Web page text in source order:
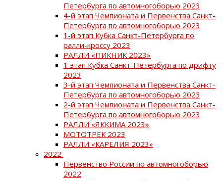
Петербурга по автомногоборью 2023
4-й этап Чемпионата и Первенства Санкт-
Петербурга по автомногоборью 2023
1-й этап Кубка Санкт-Петербурга по
ралли-кроссу 2023
РАЛЛИ «ПИКНИК 2023»
1 этап Кубка Санкт-Петербурга по дрифту
2023
3-й этап Чемпионата и Первенства Санкт-
Петербурга по автомногоборью 2023
2-й этап Чемпионата и Первенства Санкт-
Петербурга по автомногоборью 2023
РАЛЛИ «ЯККИМА 2023»
МОТОТРЕК 2023
РАЛЛИ «КАРЕЛИЯ 2023»
2022
Первенство России по автомногоборью
2022